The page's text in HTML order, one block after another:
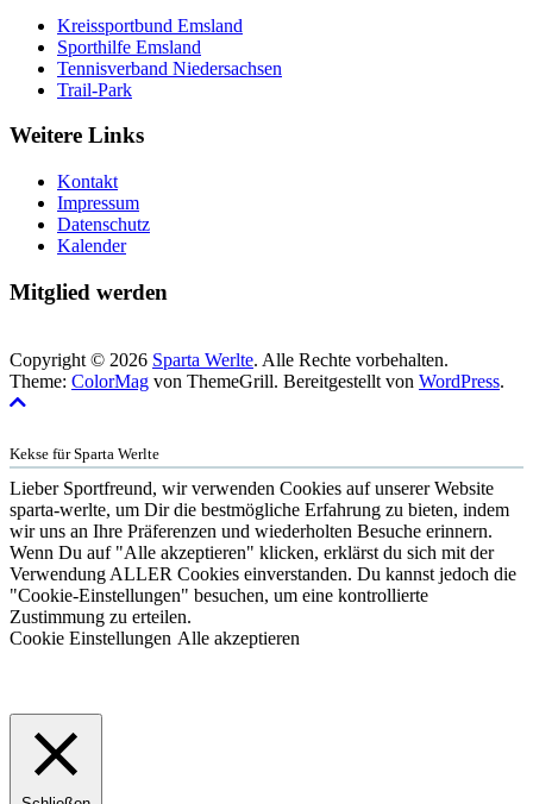
Kreissportbund Emsland
Sporthilfe Emsland
Tennisverband Niedersachsen
Trail-Park
Weitere Links
Kontakt
Impressum
Datenschutz
Kalender
Mitglied werden
Copyright © 2026 Sparta Werlte. Alle Rechte vorbehalten.
Theme: ColorMag von ThemeGrill. Bereitgestellt von WordPress.
Kekse für Sparta Werlte
Lieber Sportfreund, wir verwenden Cookies auf unserer Website
sparta-werlte, um Dir die bestmögliche Erfahrung zu bieten, indem
wir uns an Ihre Präferenzen und wiederholten Besuche erinnern.
Wenn Du auf "Alle akzeptieren" klicken, erklärst du sich mit der
Verwendung ALLER Cookies einverstanden. Du kannst jedoch die
"Cookie-Einstellungen" besuchen, um eine kontrollierte
Zustimmung zu erteilen.
Cookie Einstellungen Alle akzeptieren